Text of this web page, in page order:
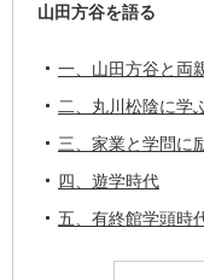
山田方谷を語る
一、山田方谷と両
二、丸川松陰に学
三、家業と学問に
四、遊学時代
五、有終館学頭時